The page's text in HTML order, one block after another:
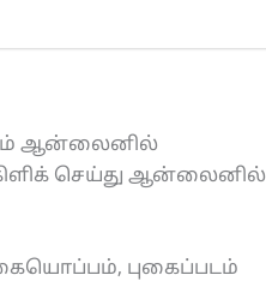
ஆன்லைனில்
செய்து ஆன்லைனில்
புகைப்படம்